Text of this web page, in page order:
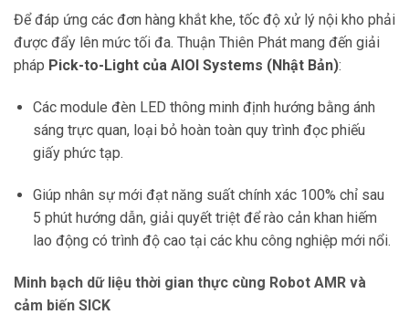
Để đáp ứng các đơn hàng khắt khe, tốc độ xử lý nội kho phải
được đẩy lên mức tối đa. Thuận Thiên Phát mang đến giải
pháp Pick-to-Light của AIOI Systems (Nhật Bản):
Các module đèn LED thông minh định hướng bằng ánh
sáng trực quan, loại bỏ hoàn toàn quy trình đọc phiếu
giấy phức tạp.
Giúp nhân sự mới đạt năng suất chính xác 100% chỉ sau
5 phút hướng dẫn, giải quyết triệt để rào cản khan hiếm
lao động có trình độ cao tại các khu công nghiệp mới nổi.
Minh bạch dữ liệu thời gian thực cùng Robot AMR và
cảm biến SICK